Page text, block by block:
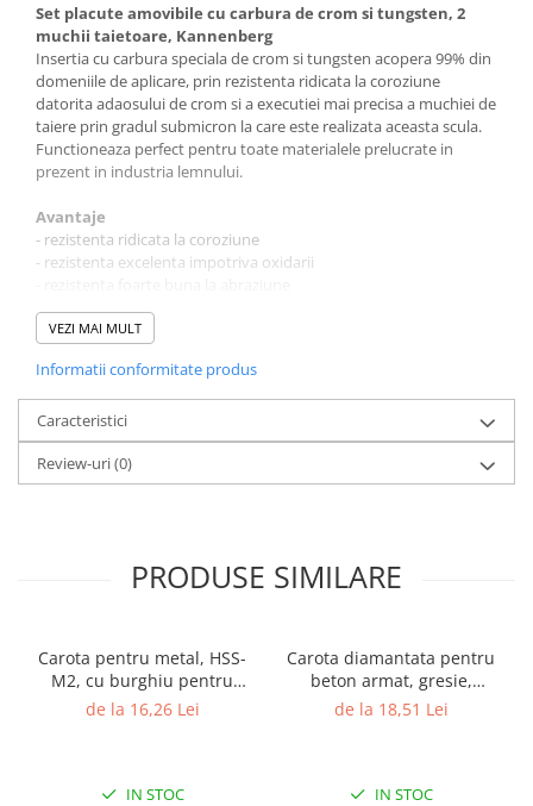
Set placute amovibile cu carbura de crom si tungsten, 2
muchii taietoare, Kannenberg
Insertia cu carbura speciala de crom si tungsten acopera 99% din
domeniile de aplicare, prin rezistenta ridicata la coroziune
datorita adaosului de crom si a executiei mai precisa a muchiei de
taiere prin gradul submicron la care este realizata aceasta scula.
Functioneaza perfect pentru toate materialele prelucrate in
prezent in industria lemnului.
Avantaje
- rezistenta ridicata la coroziune
- rezistenta excelenta impotriva oxidarii
- eficienta inalta datorita perioadei lungi de utilizare
- placi aglomerate (PAL)
- placi aglomerate laminate / melaminate
- placi HDF / MDF
- lemn tare si moale
- compozite
- grosime (mm): 1.5
VEZI MAI MULT
Informatii conformitate produs
Caracteristici
Review-uri(0)
PRODUSE SIMILARE
Carota pentru metal, HSS-
M2, cu burghiu pentru
centrare, Gher
de la 16,26 Lei
IN STOC
Carota diamantata pentru
beton armat, gresie,
marmura, granit, Gher
de la 18,51 Lei
IN STOC